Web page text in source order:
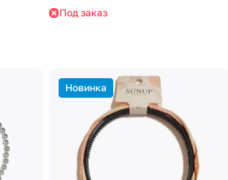
Под заказ
Новинка